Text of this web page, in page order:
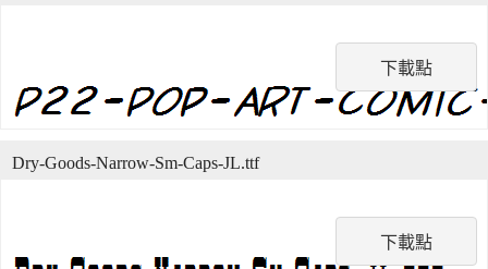
下載點
下載點
Dry-Goods-Narrow-Sm-Caps-JL.ttf